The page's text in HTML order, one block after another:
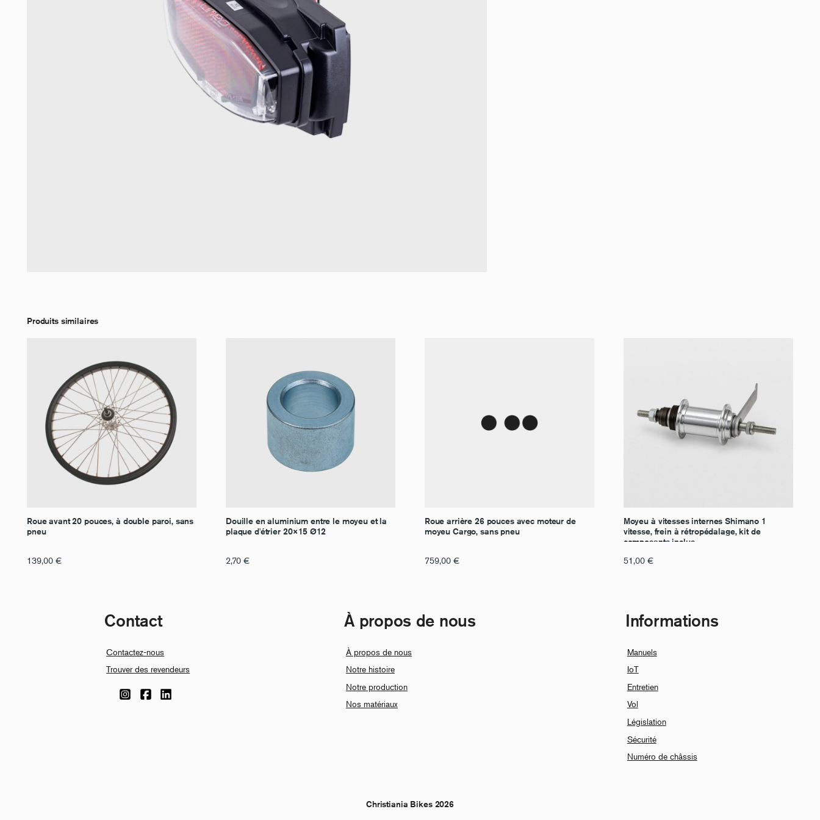
Produits similaires
Roue avant 20 pouces, à double paroi, sans
pneu
139,00 €
Douille en aluminium entre le moyeu et la
plaque d'étrier 20×15 Ø12
2,70 €
Roue arrière 26 pouces avec moteur de
moyeu Cargo, sans pneu
759,00 €
Moyeu à vitesses internes Shimano 1
vitesse, frein à rétropédalage, kit de
composants inclus
51,00 €
Contact
Contactez-nous
Trouver des revendeurs
À propos de nous
À propos de nous
Notre histoire
Notre production
Nos matériaux
Informations
Manuels
IoT
Entretien
Vol
Législation
Sécurité
Numéro de châssis
Christiania Bikes 2026